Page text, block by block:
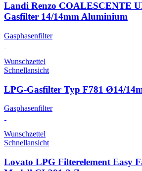
Landi Renzo COALESCENTE
Gasfilter 14/14mm Aluminium
Gasphasenfilter
Wunschzettel
Schnellansicht
LPG-Gasfilter Typ F781 Ø14/
Gasphasenfilter
Wunschzettel
Schnellansicht
Lovato LPG Filterelement Easy